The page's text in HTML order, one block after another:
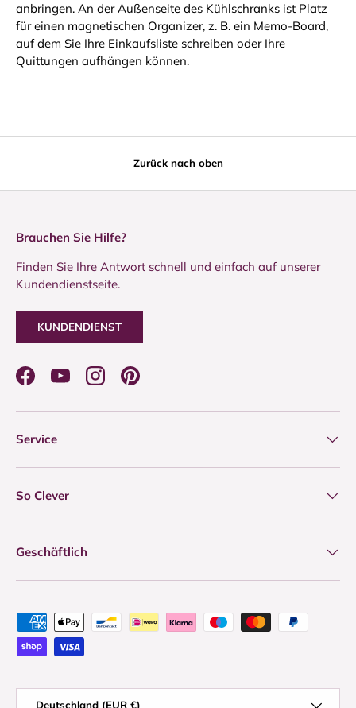
anbringen. An der Außenseite des Kühlschranks ist Platz
für einen magnetischen Organizer, z. B. ein Memo-Board,
auf dem Sie Ihre Einkaufsliste schreiben oder Ihre
Quittungen aufhängen können.
Zurück nach oben
Brauchen Sie Hilfe?
Finden Sie Ihre Antwort schnell und einfach auf unserer
Kundendienstseite.
KUNDENDIENST
FacebookYouTubeInstagramPinterest
Service
So Clever
Geschäftlich
Zahlungsmethoden
Deutschland (EUR €)